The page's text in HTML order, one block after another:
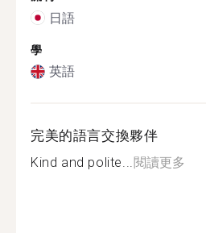
日語
學
英語
完美的語言交換夥伴
Kind and polite...閱讀更多